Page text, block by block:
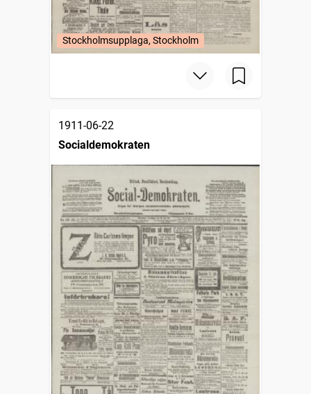
Stockholmsupplaga, Stockholm
1911-06-22
Socialdemokraten